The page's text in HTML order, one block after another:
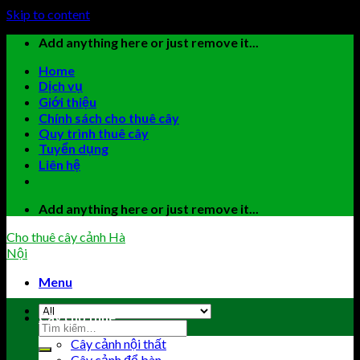
Skip to content
Add anything here or just remove it...
Home
Dịch vụ
Giới thiệu
Chính sách cho thuê cây
Quy trình thuê cây
Tuyển dụng
Liên hệ
Add anything here or just remove it...
Cho thuê cây cảnh Hà
Nội
Menu
Cây cho thuê
Cây cảnh nội thất